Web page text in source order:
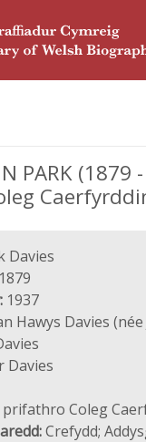
PARK (1879
Davies
1879
1937
Hawys Davies
Davies
prifathro Coleg
Crefydd;